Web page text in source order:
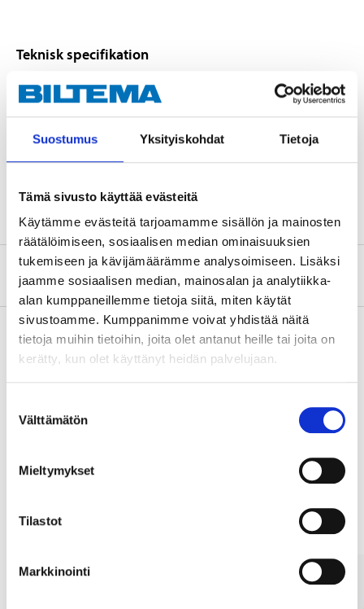
Suostumus Yksityiskohdat Tietoja
Tämä sivusto käyttää evästeitä
Käytämme evästeitä tarjoamamme sisällön ja mainosten
räätälöimiseen, sosiaalisen median ominaisuuksien
tukemiseen ja kävijämäärämme analysoimiseen. Lisäksi
jaamme sosiaalisen median, mainosalan ja analytiikka-
alan kumppaneillemme tietoja siitä, miten käytät
sivustoamme. Kumppanimme voivat yhdistää näitä
tietoja muihin tietoihin, joita olet antanut heille tai joita on
kerätty, kun olet käyttänyt heidän palvelujaan.
valinta
Välttämätön
Mieltymykset
Tilastot
Markkinointi
Teknisk specifikation
Bredd
Om tillverkaren
Köp & Hämta
Andra kunder köpte också